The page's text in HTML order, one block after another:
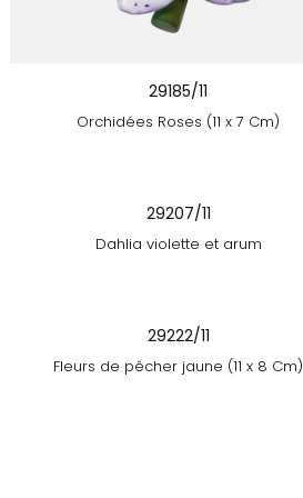
29185/11
Orchidées Roses (11 x 7 Cm)
29207/11
Dahlia violette et arum
29222/11
Fleurs de pêcher jaune (11 x 8 Cm)